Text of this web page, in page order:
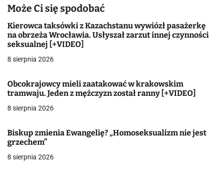
a
c
j
a
w
p
s
u
Może Ci się spodobać
Kierowca taksówki z Kazachstanu wywiózł pasażerkę
na obrzeża Wrocławia. Usłyszał zarzut innej czynności
seksualnej [+VIDEO]
8 sierpnia 2026
Obcokrajowcy mieli zaatakować w krakowskim
tramwaju. Jeden z mężczyzn został ranny [+VIDEO]
8 sierpnia 2026
Biskup zmienia Ewangelię? „Homoseksualizm nie jest
grzechem”
8 sierpnia 2026